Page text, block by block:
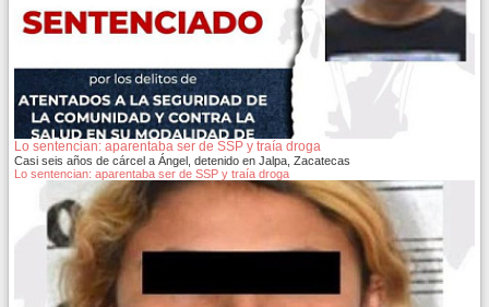
Lo sentencian: aparentaba ser de SSP y traía droga
Casi seis años de cárcel a Ángel, detenido en Jalpa, Zacatecas
Lo sentencian: aparentaba ser de SSP y traía droga